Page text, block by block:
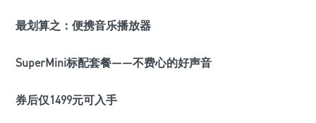
最划算之：便携音乐播放器
SuperMini标配套餐——不费心的好声音
券后仅1499元可入手